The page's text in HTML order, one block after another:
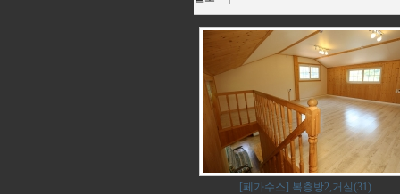
[페가수스] 복층방2,거실(31)